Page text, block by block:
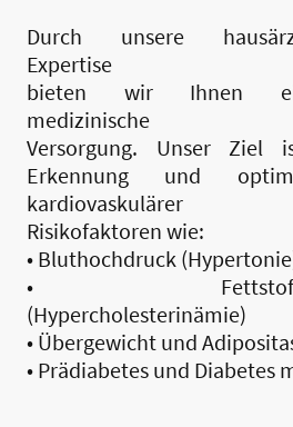
Durch unsere
Expertise
bieten wir Ihnen
medizinische
Versorgung. Unser Ziel
Erkennung und
kardiovaskulärer
Risikofaktoren wie:
• Bluthochdruck
•
(Hypercholesterinämie)
• Übergewicht und
• Prädiabetes und Diabetes